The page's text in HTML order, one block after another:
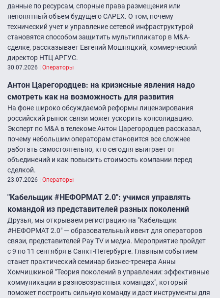
данные по ресурсам, спорные права размещения или
непонятный объем будущего CAPEX. О том, почему
технический учет и управление сетевой инфраструктурой
становятся способом защитить мультипликатор в M&A-
сделке, рассказывает Евгений Мошняцкий, коммерческий
директор НТЦ АРГУС.
30.07.2026 Операторы
Антон Царегородцев: на кризисные явления надо
смотреть как на возможность для развития
На фоне широко обсуждаемой реформы лицензирования
российский рынок связи может ускорить консолидацию.
Эксперт по M&A в телекоме Антон Царегородцев рассказал,
почему небольшим операторам становится все сложнее
работать самостоятельно, кто сегодня выиграет от
объединений и как повысить стоимость компании перед
сделкой.
23.07.2026 Операторы
"Кабельщик #НЕФОРМАТ 2.0″: учимся управлять
командой из представителей разных поколений
Друзья, мы открываем регистрацию на "Кабельщик
#НЕФОРМАТ 2.0″ — образовательный ивент для операторов
связи, представителей Pay TV и медиа. Мероприятие пройдет
с 9 по 11 сентября в Санкт-Петербурге. Главным событием
станет практический семинар бизнес-тренера Анны
Хомчишкиной "Теория поколений в управлении: эффективные
коммуникации в разновозрастных командах", который
поможет построить сильную команду и даст инструменты для